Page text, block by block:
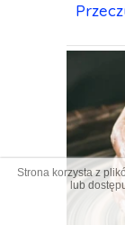
Strona korzysta z
lub